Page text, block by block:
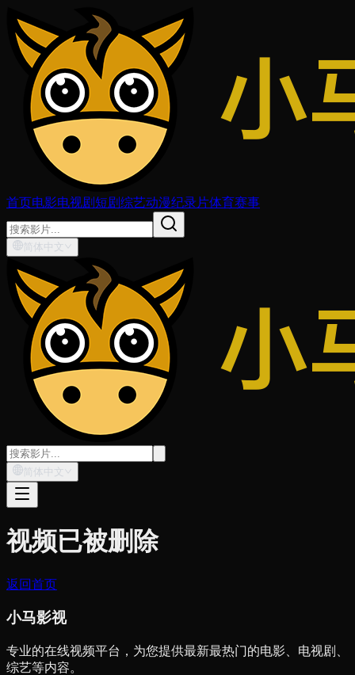
首页电影电视剧短剧综艺动漫纪录片体育赛事
简体中文
简体中文
视频已被删除
返回首页
小马影视
专业的在线视频平台，为您提供最新最热门的电影、电视剧、
综艺等内容。